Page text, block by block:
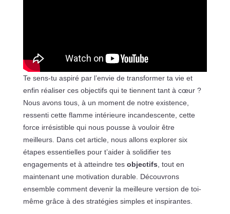
Te sens-tu aspiré par l’envie de transformer ta vie et
enfin réaliser ces objectifs qui te tiennent tant à cœur ?
Nous avons tous, à un moment de notre existence,
ressenti cette flamme intérieure incandescente, cette
force irrésistible qui nous pousse à vouloir être
meilleurs. Dans cet article, nous allons explorer six
étapes essentielles pour t’aider à solidifier tes
engagements et à atteindre tes objectifs , tout en
maintenant une motivation durable. Découvrons
ensemble comment devenir la meilleure version de toi-
même grâce à des stratégies simples et inspirantes.